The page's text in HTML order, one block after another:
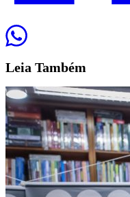
Leia Também